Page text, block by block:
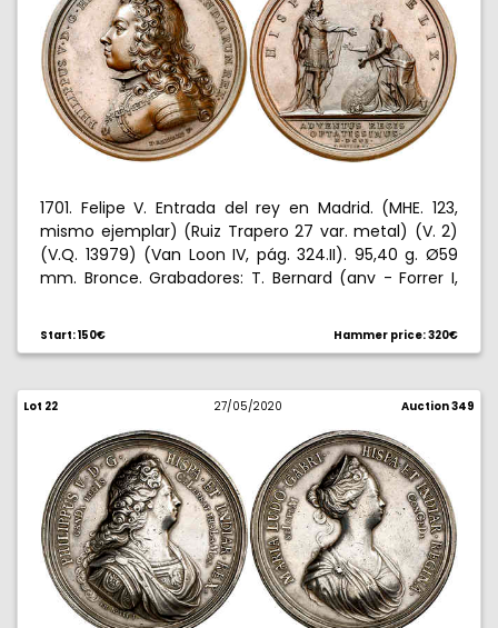
the Buen Retiro, where he fulfilled the tradition of
prostrating himself before the Virgin of Atocha. On
April 14, the official entrance into the court and the
official transfer to the royal palace were made, and on
May 8, the Cortes were summoned to take the proper
oaths in the traditional way.
1701. Felipe V. Entrada del rey en Madrid. (MHE. 123,
mismo ejemplar) (Ruiz Trapero 27 var. metal) (V. 2)
(V.Q. 13979) (Van Loon IV, pág. 324.II). 95,40 g. Ø59
mm. Bronce. Grabadores: T. Bernard (anv - Forrer I,
Bernard. Bella. Ex Colección Breogán, Áureo
22/10/1998, nº 87. Ex Colección Celso Isla. Escasa. EBC.
Start: 150€ Hammer price: 320€
Lot 22 27/05/2020 Auction 349